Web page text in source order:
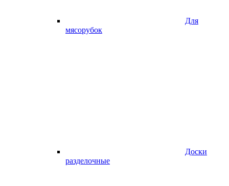
Для
мясорубок
Доски
разделочные